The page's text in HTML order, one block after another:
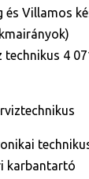
és Villamos
technikus 4
karbantartó